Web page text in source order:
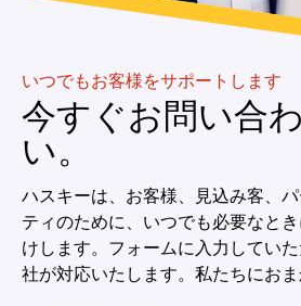
いつでもお客様をサポートします
今すぐお問い合
い。
ハスキーは、お客様、見込み客、
ティのために、いつでも必要なと
けします。フォームに入力してい
社が対応いたします。私たちにおま